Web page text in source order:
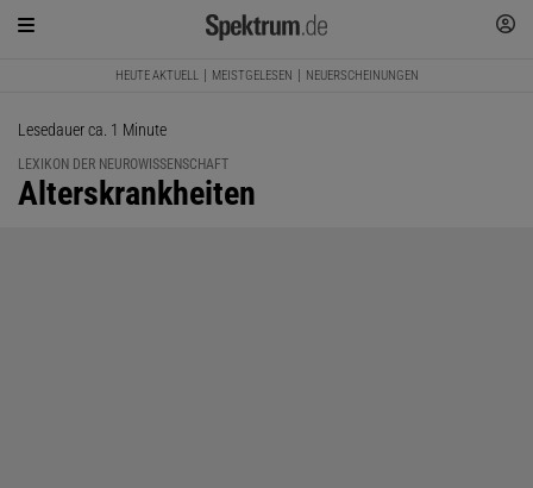
HEUTE AKTUELL MEISTGELESEN NEUERSCHEINUNGEN
Lesedauer ca. 1 Minute
LEXIKON DER NEUROWISSENSCHAFT
:
Alterskrankheiten